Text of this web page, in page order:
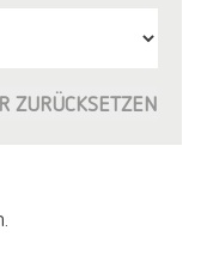
ZURÜCKSETZEN